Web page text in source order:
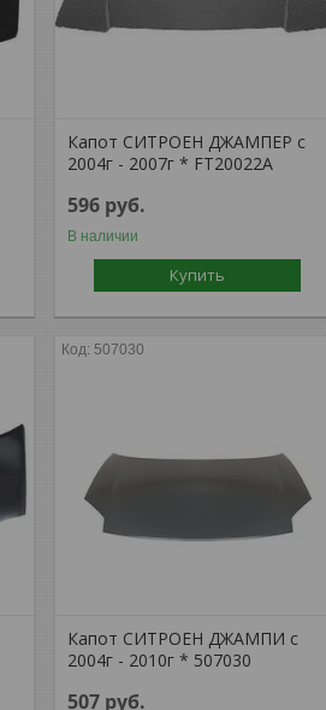
Капот СИТРОЕН ДЖАМПЕР с
2004г - 2007г * FT20022A
596 руб.
В наличии
Купить
507030
Капот СИТРОЕН ДЖАМПИ с
2004г - 2010г * 507030
507 руб.